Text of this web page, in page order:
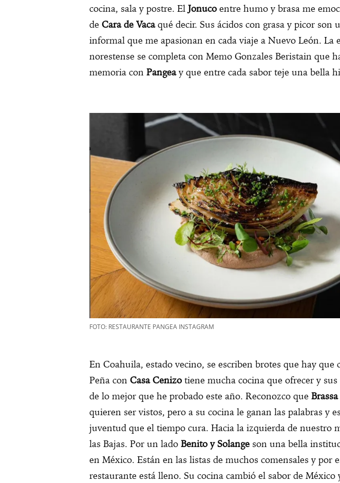
cocina, sala y postre. El Jonuco entre humo y brasa me
de Cara de Vacaqué decir. Sus ácidos con grasa y picor son
informal que me apasionan en cada viaje a Nuevo León. La
norestense se completa con Memo Gonzales Beristain que
memoria con Pangeay que entre cada sabor teje una bella
FOTO: RESTAURANTE PANGEA INSTAGRAM
En Coahuila, estado vecino, se escriben brotes que hay que
Peña con Casa Cenizo tiene mucha cocina que ofrecer y
de lo mejor que he probado este año. Reconozco que Brassa
quieren ser vistos, pero a su cocina le ganan las palabras y
juventud que el tiempo cura. Hacia la izquierda de nuestro
las Bajas. Por un lado Benito y Solange son una bella
en México. Están en las listas de muchos comensales y por
restaurante está lleno. Su cocina cambió el sabor de México